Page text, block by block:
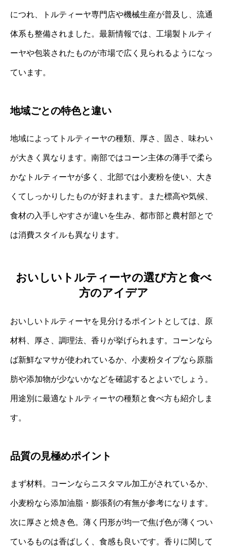
につれ、トルティーヤ専門店や機械生産が普及し、流通
体系も整備されました。最新情報では、工場製トルティ
ーヤや包装されたものが市場で広く見られるようになっ
ています。
地域ごとの特色と違い
地域によってトルティーヤの種類、厚さ、固さ、味わい
が大きく異なります。南部ではコーン主体の薄手で柔ら
かなトルティーヤが多く、北部では小麦粉を使い、大き
くてしっかりしたものが好まれます。また標高や気候、
食材の入手しやすさが違いを生み、都市部と農村部とで
は消費スタイルも異なります。
おいしいトルティーヤの選び方と食べ
方のアイデア
おいしいトルティーヤを見分けるポイントとしては、原
材料、厚さ、調理法、香りが挙げられます。コーンなら
ば新鮮なマサが使われているか、小麦粉タイプなら原脂
肪や添加物が少ないかなどを確認するとよいでしょう。
用途別に最適なトルティーヤの種類と食べ方も紹介しま
す。
品質の見極めポイント
まず材料。コーンならニスタマル加工がされているか、
小麦粉なら添加油脂・膨張剤の有無が参考になります。
次に厚さと焼き色。薄く円形が均一で焦げ色が薄くつい
ているものは香ばしく、食感も良いです。香りに関して